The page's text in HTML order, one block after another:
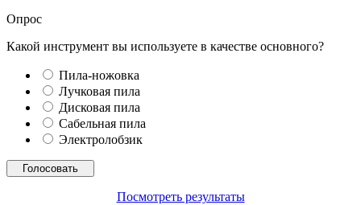
Опрос
Какой инструмент вы используете в качестве основного?
Пила-ножовка
Лучковая пила
Дисковая пила
Сабельная пила
Электролобзик
Посмотреть результаты